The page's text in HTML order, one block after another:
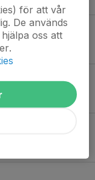
för att vår
De används
oss att